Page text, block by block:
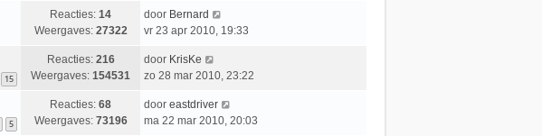
c
h
e
c
h
e
b
e
c
h
t
s
e
b
e
Reacties: 14
Weergaves: 27322
L
a
t
s
e
b
door Bernard
vr 23 apr 2010, 19:33
15
Reacties: 216
Weergaves: 154531
L
a
t
s
door KrisKe
zo 28 mar 2010, 23:22
5
Reacties: 68
Weergaves: 73196
L
a
door eastdriver
ma 22 mar 2010, 20:03